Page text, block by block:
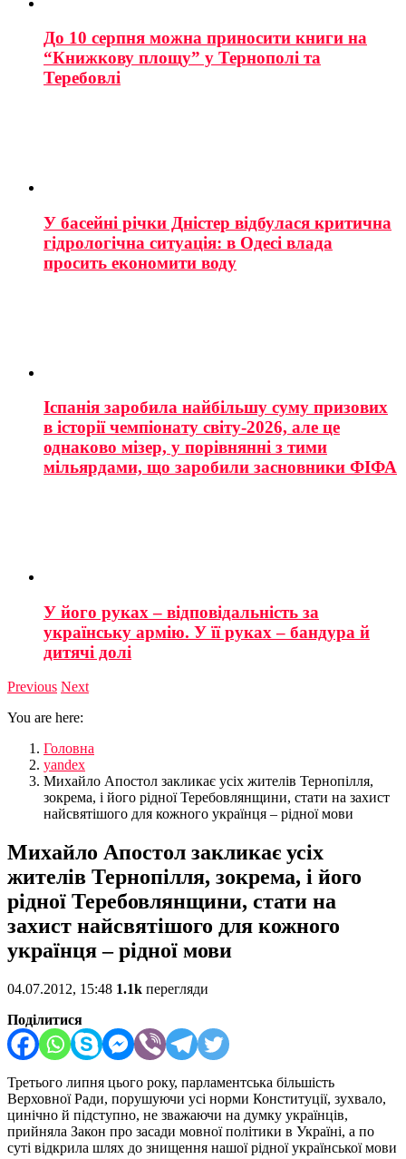
До 10 серпня можна приносити книги на
“Книжкову площу” у Тернополі та
Теребовлі
У басейні річки Дністер відбулася критична
гідрологічна ситуація: в Одесі влада
просить економити воду
Іспанія заробила найбільшу суму призових
в історії чемпіонату світу-2026, але це
однаково мізер, у порівнянні з тими
мільярдами, що заробили засновники ФІФА
У його руках – відповідальність за
українську армію. У її руках – бандура й
дитячі долі
Previous Next
You are here:
Головна
yandex
Михайло Апостол закликає усіх жителів Тернопілля,
зокрема, і його рідної Теребовлянщини, стати на захист
найсвятішого для кожного українця – рідної мови
Михайло Апостол закликає усіх
жителів Тернопілля, зокрема, і його
рідної Теребовлянщини, стати на
захист найсвятішого для кожного
українця – рідної мови
04.07.2012, 15:48 1.1k перегляди
Поділитися
Третього липня цього року, парламентська більшість
Верховної Ради, порушуючи усі норми Конституції, зухвало,
цинічно й підступно, не зважаючи на думку українців,
прийняла Закон про засади мовної політики в Україні, а по
суті відкрила шлях до знищення нашої рідної української мови